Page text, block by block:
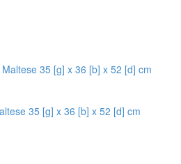
35 [g] x 36 [b] x 52 [d] cm